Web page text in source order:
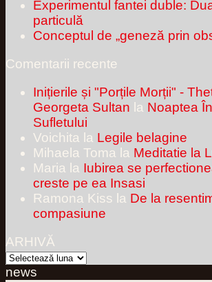
Experimentul fantei duble:
particulă
Conceptul de „geneză prin
Comentarii recente
Inițierile și "Porțile Morții" -
Georgeta Sultan la Noaptea
Sufletului
Voichita la Legile belagine
Mihaela Toma la Meditatie la
Maria la Iubirea se
creste pe ea Insasi
Ramona Kiss la De la
compasiune
ARHIVĂ
ARHIVĂ
news